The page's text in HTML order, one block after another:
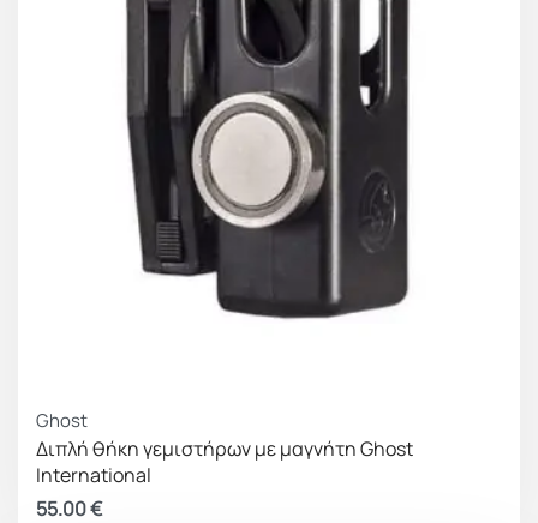
Ghost
Διπλή θήκη γεμιστήρων με μαγνήτη Ghost
International
55.00€